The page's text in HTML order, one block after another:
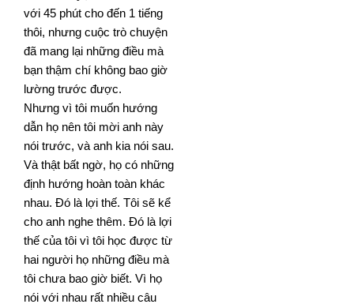
với 45 phút cho đến 1 tiếng
thôi, nhưng cuộc trò chuyện
đã mang lại những điều mà
bạn thậm chí không bao giờ
lường trước được.
Nhưng vì tôi muốn hướng
dẫn họ nên tôi mời anh này
nói trước, và anh kia nói sau.
Và thật bất ngờ, họ có những
định hướng hoàn toàn khác
nhau. Đó là lợi thế. Tôi sẽ kể
cho anh nghe thêm. Đó là lợi
thế của tôi vì tôi học được từ
hai người họ những điều mà
tôi chưa bao giờ biết. Vì họ
nói với nhau rất nhiều câu